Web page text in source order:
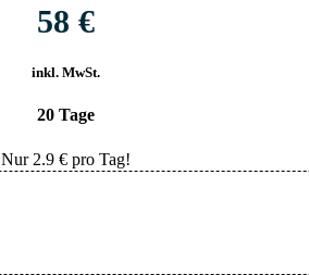
58 €
inkl. MwSt.
20 Tage
Nur 2.9€ pro Tag!